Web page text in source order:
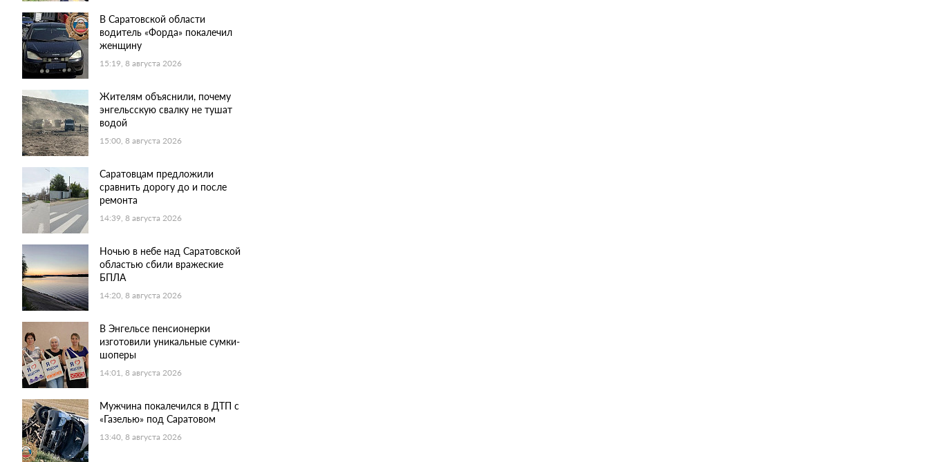
В Саратовской области
водитель «Форда» покалечил
женщину
15:19, 8 августа 2026
Жителям объяснили, почему
энгельсскую свалку не тушат
водой
15:00, 8 августа 2026
Саратовцам предложили
сравнить дорогу до и после
ремонта
14:39, 8 августа 2026
Ночью в небе над Саратовской
областью сбили вражеские
БПЛА
14:20, 8 августа 2026
В Энгельсе пенсионерки
изготовили уникальные сумки-
шоперы
14:01, 8 августа 2026
Мужчина покалечился в ДТП с
«Газелью» под Саратовом
13:40, 8 августа 2026